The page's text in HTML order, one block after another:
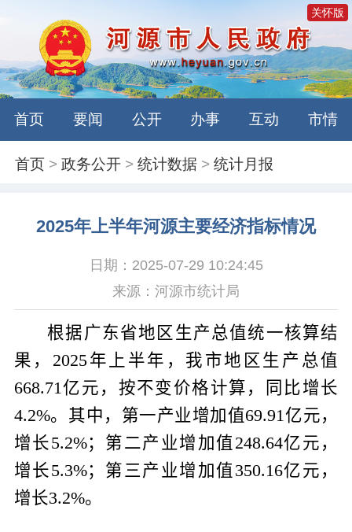
关怀版
首页 要闻 公开 办事 互动 市情
首页 >政务公开 >统计数据 >统计月报
2025年上半年河源主要经济指标情况
日期：2025-07-29 10:24:45
来源：河源市统计局
根据广东省地区生产总值统一核算结
果， 2025年上半年，我市地区生产总值
668.71 亿元，按不变价格计算，同比增长
4.2%。其中，第一产业增加值69.91 亿元，
增长5.2%；第二产业增加值 248.64亿元，
增长5.3%；第三产业增加值 350.16亿元，
增长3.2%。